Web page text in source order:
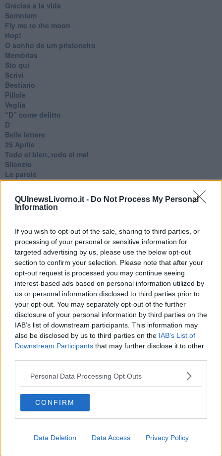
QUInewsLivorno.it - Do Not Process My Personal
Information
If you wish to opt-out of the sale, sharing to third parties, or
processing of your personal or sensitive information for
targeted advertising by us, please use the below opt-out
section to confirm your selection. Please note that after your
opt-out request is processed you may continue seeing
interest-based ads based on personal information utilized by
us or personal information disclosed to third parties prior to
your opt-out. You may separately opt-out of the further
disclosure of your personal information by third parties on the
IAB’s list of downstream participants. This information may
also be disclosed by us to third parties on the IAB’s List of
Downstream Participants that may further disclose it to other
Personal Data Processing Opt Outs
CONFIRM
Data Deletion Data Access Privacy Policy
Gracias a la vida
Somnium
Fly me to the moon
Hop!
O sonho de um prisioneiro
Memòrias
Sto qui
Scrivi
Bestiario
Pillole
Veglia
​“D” come delitto
D
Belle lettere
25 Aprile
Todo el bien, todo el mal
Silenzio
Le parole
​L’Australiana
Le stelle del jazz
Vita & morte
Passanti
Continuando, la nonna e il carretto
Metaverso smart
Fiamme
Anzi
Confessioni autoreferenziali
Utopie
Estate
Il lago
Il diluvio
La classe
Pensieri incoerenti
Insomnia
Il guardiano
Erodoto e Tucidide
Il padre della storia
Pensieri brevi
L'evoluzione della specie
Riflessioni